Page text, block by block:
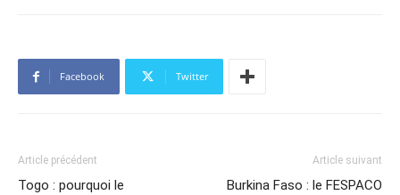
Facebook Twitter
Article précédent
Togo : pourquoi le
Article suivant
Burkina Faso : le FESPACO